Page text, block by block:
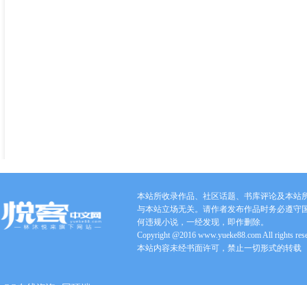
本站所收录作品、社区话题、书库评论及本站
与本站立场无关。请作者发布作品时务必遵守
何违规小说，一经发现，即作删除。
Copyright @2016 www.yueke88.com All rights
本站内容未经书面许可，禁止一切形式的转载